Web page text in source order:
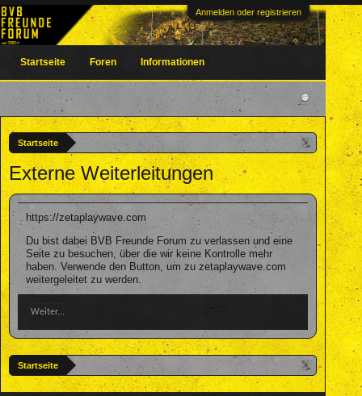
Anmelden oder registrieren
Startseite
Externe Weiterleitungen
https://zetaplaywave.com
Du bist dabei BVB Freunde Forum zu verlassen und eine
Seite zu besuchen, über die wir keine Kontrolle mehr
haben. Verwende den Button, um zu zetaplaywave.com
weitergeleitet zu werden.
Weiter...
Startseite
Startseite Foren Informationen